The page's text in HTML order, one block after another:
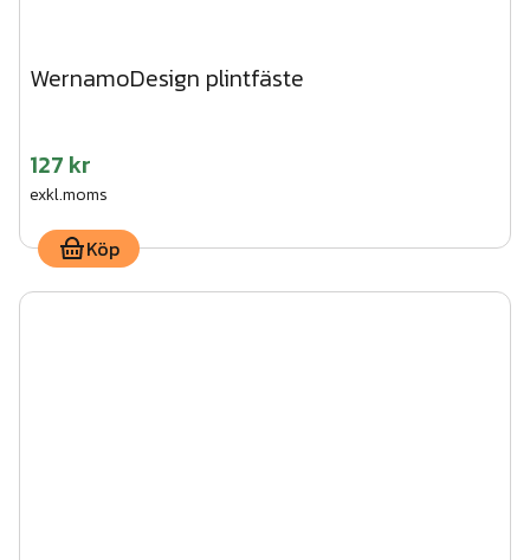
WernamoDesign plintfäste
127 kr
exkl.moms
Köp